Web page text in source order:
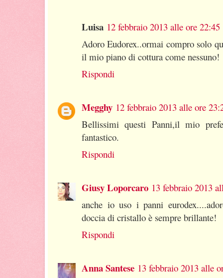
Luisa 12 febbraio 2013 alle ore 22:45
Adoro Eudorex..ormai compro solo
il mio piano di cottura come nessuno!
Rispondi
Megghy 12 febbraio 2013 alle ore
Bellissimi questi Panni,il mio
fantastico.
Rispondi
Giusy Loporcaro 13 febbraio 2013
anche io uso i panni
doccia di cristallo è sempre brillante!
Rispondi
Anna Santese 13 febbraio 2013 alle